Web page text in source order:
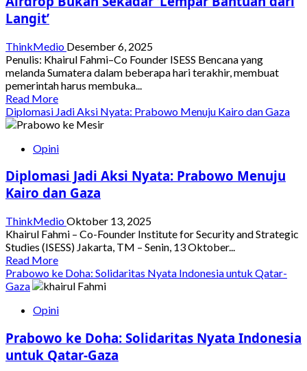
Langit’
ThinkMedio Desember 6, 2025
Penulis: Khairul Fahmi–Co Founder ISESS Bencana yang
melanda Sumatera dalam beberapa hari terakhir, membuat
pemerintah harus membuka...
Read MoreRead
more
about
Bukan
‘Lempar
Bantuan
dari
Diplomasi Jadi Aksi Nyata: Prabowo Menuju Kairo dan Gaza
Opini
Diplomasi Jadi Aksi Nyata: Prabowo Menuju
Kairo dan Gaza
ThinkMedioOktober 13, 2025
Khairul Fahmi – Co-Founder Institute for Security and Strategic
Studies (ISESS) Jakarta, TM – Senin, 13 Oktober...
Read MoreRead
more
about
Jadi
Nyata:
Prabowo
Menuju
Prabowo ke Doha: Solidaritas Nyata Indonesia untuk Qatar-
Gaza
Opini
Prabowo ke Doha: Solidaritas Nyata Indonesia
untuk Qatar-Gaza